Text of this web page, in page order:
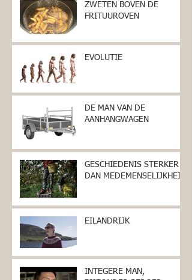
ZWETEN BOVEN DE
FRITUUROVEN
EVOLUTIE
DE MAN VAN DE
AANHANGWAGEN
GESCHIEDENIS STERKER
DAN MEDEMENSELIJKHEID
EILANDRIJK
INTEGERE MAN,